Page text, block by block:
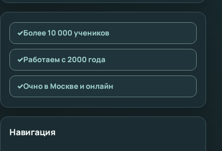
✓Более 10 000 учеников
✓Работаем с 2000 года
✓Очно в Москве и онлайн
Навигация